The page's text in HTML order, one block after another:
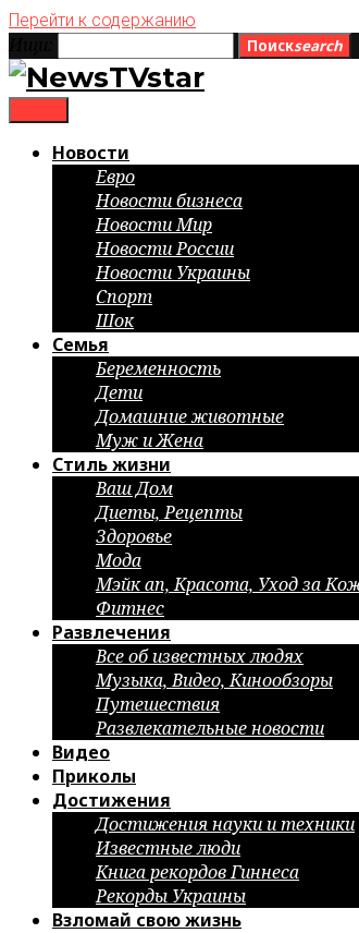
Перейти к содержанию
Поискsearch
Новости
Евро
Новости бизнеса
Новости Мир
Новости России
Новости Украины
Спорт
Шок
Семья
Беременность
Дети
Домашние животные
Муж и Жена
Стиль жизни
Ваш Дом
Диеты, Рецепты
Здоровье
Мода
Мэйк ап, Красота, Уход за
Фитнес
Развлечения
Все об известных людях
Музыка, Видео, Кинообзоры
Путешествия
Развлекательные новости
Видео
Приколы
Достижения
Достижения науки и техники
Известные люди
Книга рекордов Гиннеса
Рекорды Украины
Взломай свою жизнь